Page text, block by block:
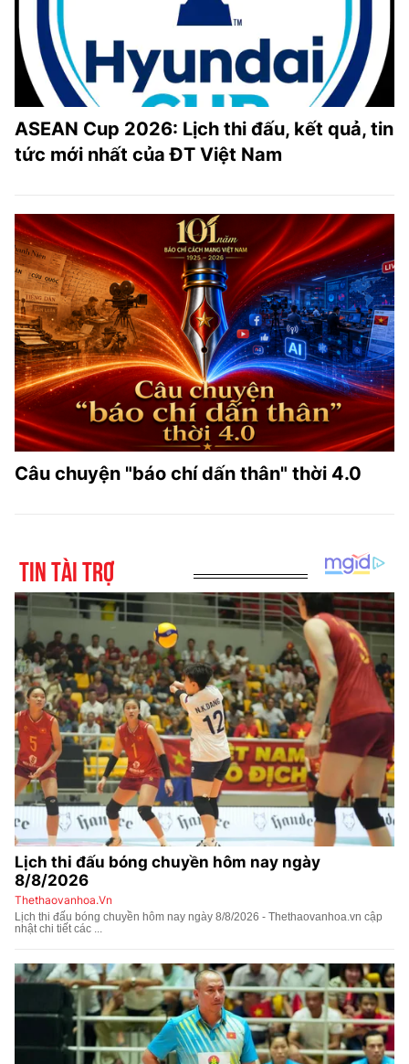
ASEAN Cup 2026: Lịch thi đấu, kết quả, tin
tức mới nhất của ĐT Việt Nam
Câu chuyện "báo chí dấn thân" thời 4.0